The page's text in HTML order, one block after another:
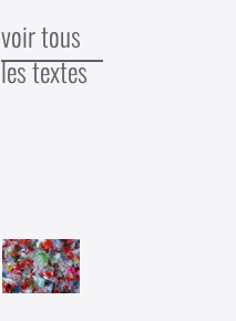
voir tous
les textes